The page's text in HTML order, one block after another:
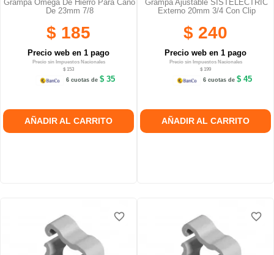
Grampa Omega De Hierro Para Caño
De 23mm 7/8
$ 185
Precio web en 1 pago
Precio sin Impuestos Nacionales
$ 153
6 cuotas de $ 35
AÑADIR AL CARRITO
Grampa Ajustable SISTELECTRIC
Externo 20mm 3/4 Con Clip
$ 240
Precio web en 1 pago
Precio sin Impuestos Nacionales
$ 199
6 cuotas de $ 45
AÑADIR AL CARRITO
favorite_border
favorite_border favorite_border
favorite_border